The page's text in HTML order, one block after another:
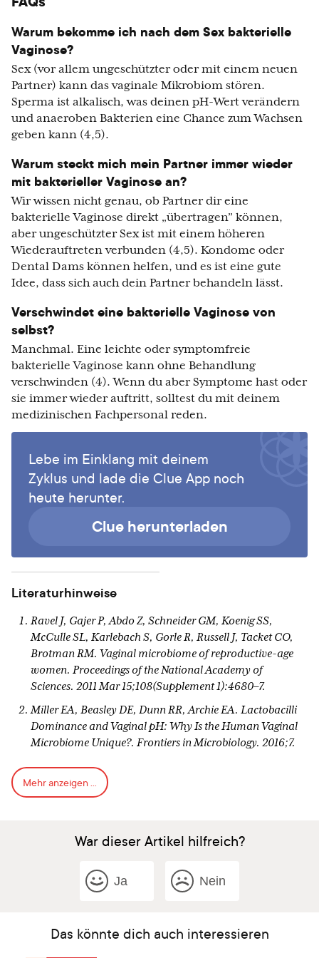
Warum bekomme ich nach dem Sex bakterielle
Vaginose?
Sex (vor allem ungeschützter oder mit einem neuen
Partner) kann das vaginale Mikrobiom stören.
Sperma ist alkalisch, was deinen pH-Wert verändern
und anaeroben Bakterien eine Chance zum Wachsen
geben kann (4,5).
Warum steckt mich mein Partner immer wieder
mit bakterieller Vaginose an?
Wir wissen nicht genau, ob Partner dir eine
bakterielle Vaginose direkt „übertragen” können,
aber ungeschützter Sex ist mit einem höheren
Wiederauftreten verbunden (4,5). Kondome oder
Dental Dams können helfen, und es ist eine gute
Idee, dass sich auch dein Partner behandeln lässt.
Verschwindet eine bakterielle Vaginose von
selbst?
Manchmal. Eine leichte oder symptomfreie
bakterielle Vaginose kann ohne Behandlung
verschwinden (4). Wenn du aber Symptome hast oder
sie immer wieder auftritt, solltest du mit deinem
medizinischen Fachpersonal reden.
Lebe im Einklang mit deinem
Zyklus und lade die Clue App noch
heute herunter.
Clue herunterladen
Literaturhinweise
Ravel J, Gajer P, Abdo Z, Schneider GM, Koenig SS,
McCulle SL, Karlebach S, Gorle R, Russell J, Tacket CO,
Brotman RM. Vaginal microbiome of reproductive-age
women. Proceedings of the National Academy of
Sciences. 2011 Mar 15;108(Supplement 1):4680–7.
Miller EA, Beasley DE, Dunn RR, Archie EA. Lactobacilli
Dominance and Vaginal pH: Why Is the Human Vaginal
Microbiome Unique?. Frontiers in Microbiology. 2016;7.
Lewis WG, Robinson LS, Gilbert NM, Perry JC, Lewis AL.
Degradation, foraging, and depletion of mucus
sialoglycans by the vagina-adapted Actinobacterium
About Bacterial Vaginosis (BV). Available from:
https://www.cdc.gov/bacterial-
The American College of Obstetricians and Gynecologists.
Mehr anzeigen ...
War dieser Artikel hilfreich?
Ja Nein
Das könnte dich auch interessieren